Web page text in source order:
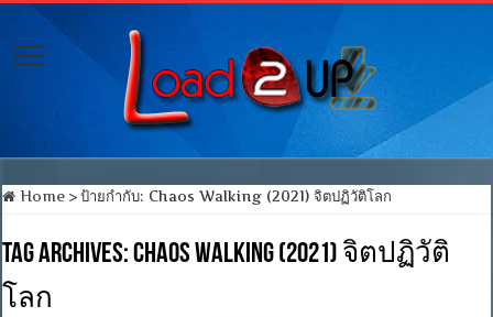
Home > ป้ายกำกับ: Chaos Walking (2021) จิตปฏิวัติโลก
Tag Archives:Chaos Walking (2021) จิตปฏิวัติ
โลก